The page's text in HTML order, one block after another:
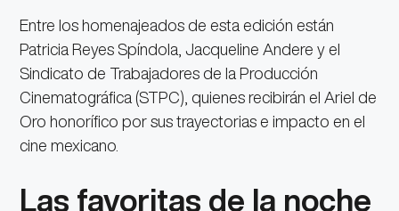
Entre los homenajeados de esta edición están
Patricia Reyes Spíndola, Jacqueline Andere y el
Sindicato de Trabajadores de la Producción
Cinematográfica (STPC), quienes recibirán el Ariel de
Oro honorífico por sus trayectorias e impacto en el
cine mexicano.
Las favoritas de la noche